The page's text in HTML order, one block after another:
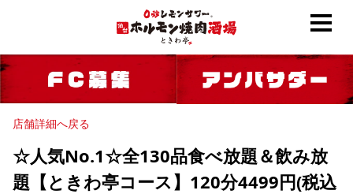
店舗詳細へ戻る
☆人気No.1☆全130品食べ放題＆飲み放
題【ときわ亭コース】120分4499円(税込